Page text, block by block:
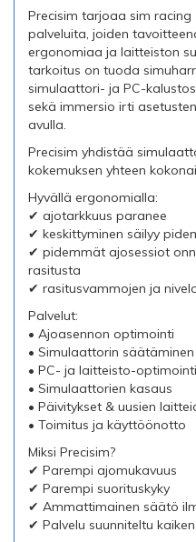
Precisim tarjoaa sim
palveluita, joiden
ergonomiaa ja laitteiston
tarkoitus on tuoda
simulaattori- ja PC-
sekä immersio irti
avulla.
Precisim yhdistää
kokemuksen yhteen
Hyvällä ergonomialla:
✔ ajotarkkuus paranee
✔ keskittyminen säilyy
✔ pidemmät ajosessiot
rasitusta
✔ rasitusvammojen ja
Palvelut:
• Ajoasennon optimointi
• Simulaattorin säätäminen
• PC- ja laitteisto-optimointi
• Simulaattorien kasaus
• Päivitykset & uusien
• Toimitus ja käyttöönotto
Miksi Precisim?
✔ Parempi ajomukavuus
✔ Parempi suorituskyky
✔ Ammattimainen säätö
✔ Palvelu suunniteltu